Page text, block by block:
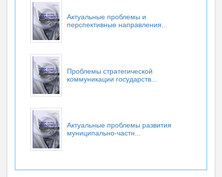
Актуальные проблемы и
перспективные направления...
Проблемы стратегической
коммуникации государств...
Актуальные проблемы развития
муниципально-частн...